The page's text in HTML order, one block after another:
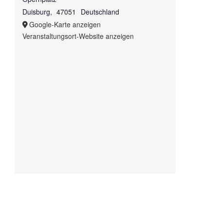
Duisburg, 47051
Deutschland
Google-Karte anzeigen
Veranstaltungsort-Website anzeigen